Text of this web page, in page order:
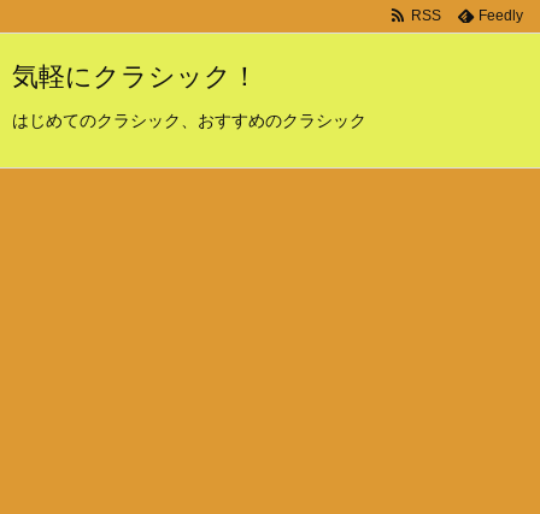
気軽にクラシック！
はじめてのクラシック、おすすめのクラシック
RSS Feedly